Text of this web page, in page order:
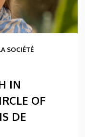
SOCIÉTÉ
IN
OF
DE